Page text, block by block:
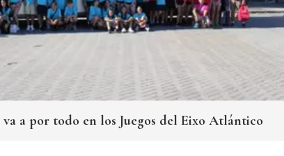
a por todo en los Juegos del Eixo Atlántico